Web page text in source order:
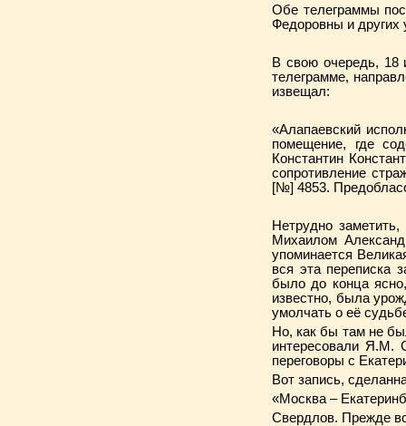
Обе телеграммы
Федоровны и других
В свою очередь, 18
телеграмме,
извещал:
«Алапаевский
помещение, где
Константин
сопротивление
[№] 4853.
Нетрудно
Михаилом
упоминается
вся эта переписка
было до конца
известно, была
умолчать о её
Но, как бы там не
интересовали Я.М.
переговоры с
Вот запись,
«Москва –
Свердлов. Прежде